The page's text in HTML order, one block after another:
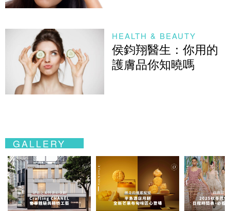
HEALTH & BEAUTY
侯鈞翔醫生：你用的
護膚品你知曉嗎
GALLERY